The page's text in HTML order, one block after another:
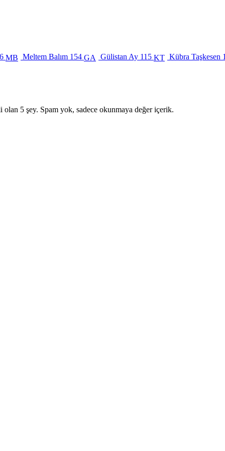
MB Meltem Balım 154 GA Gülistan Ay 115 KT Kübra Taşkesen
5 şey. Spam yok, sadece okunmaya değer içerik.